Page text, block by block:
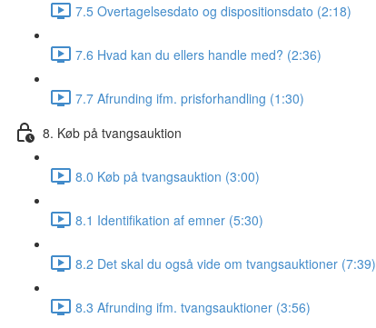
7.5 Overtagelsesdato og dispositionsdato (2:18)
7.6 Hvad kan du ellers handle med? (2:36)
7.7 Afrunding ifm. prisforhandling (1:30)
8. Køb på tvangsauktion
8.0 Køb på tvangsauktion (3:00)
8.1 Identifikation af emner (5:30)
8.2 Det skal du også vide om tvangsauktioner (7:39)
8.3 Afrunding ifm. tvangsauktioner (3:56)